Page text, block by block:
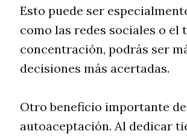
Esto puede ser
como las redes sociales o
concentración, podrás ser
decisiones más acertadas.
Otro beneficio importante
autoaceptación. Al dedicar